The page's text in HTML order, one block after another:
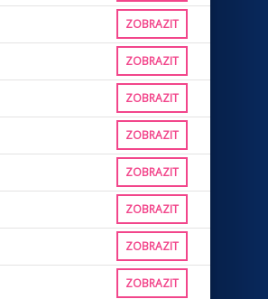
ZOBRAZIT
ZOBRAZIT
ZOBRAZIT
ZOBRAZIT
ZOBRAZIT
ZOBRAZIT
ZOBRAZIT
ZOBRAZIT